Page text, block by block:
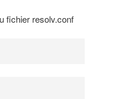
fichier resolv.conf